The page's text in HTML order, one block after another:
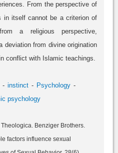
From the perspective of
in itself cannot be a criterion of
a religious perspective,
deviation from divine origination
conflict with Islamic teachings.
instinct
Psychology
psychology
Benziger Brothers.
factors influence sexual